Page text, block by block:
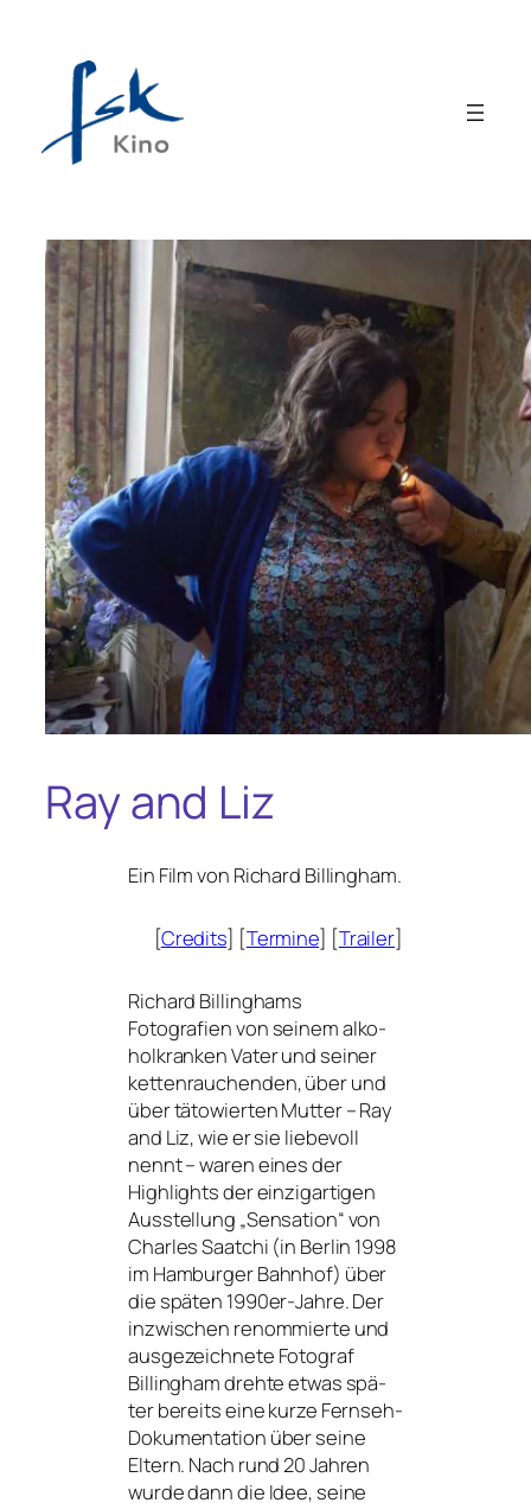
Ray and Liz
Ein Film von Richard Billingham.
[Credits] [Termine] [Trailer]
Richard Billinghams
Fotografien von sei­nem alko­
hol­kran­ken Vater und sei­ner
ket­ten­rau­chen­den, über und
über täto­wier­ten Mutter – Ray
and Liz, wie er sie lie­be­voll
nennt – waren eines der
Highlights der ein­zig­ar­ti­gen
Ausstellung „Sensation“ von
Charles Saatchi (in Berlin 1998
im Hamburger Bahnhof) über
die spä­ten 1990er-Jahre. Der
inzwi­schen renom­mier­te und
aus­ge­zeich­ne­te Fotograf
Billingham dreh­te etwas spä­
ter bereits eine kur­ze Fernseh-
Dokumentation über sei­ne
Eltern. Nach rund 20 Jahren
wur­de dann die Idee, sei­ne